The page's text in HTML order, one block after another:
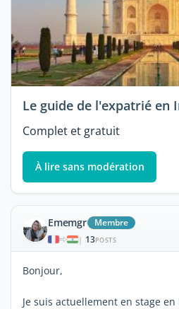
Le guide de l'expatrié en
Complet et gratuit
À lire sans modération
Ememgr Membre
| 13POSTS
Bonjour,
Je suis actuellement en stage